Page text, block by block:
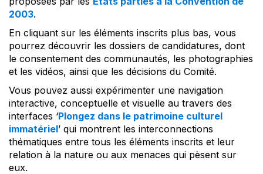
2003.
En cliquant sur les éléments inscrits plus bas, vous
pourrez découvrir les dossiers de candidatures, dont
le consentement des communautés, les photographies
et les vidéos, ainsi que les décisions du Comité.
Vous pouvez aussi expérimenter une navigation
interactive, conceptuelle et visuelle au travers des
interfaces ‘Plongez dans le patrimoine culturel
immatériel’ qui montrent les interconnections
thématiques entre tous les éléments inscrits et leur
relation à la nature ou aux menaces qui pèsent sur
eux.